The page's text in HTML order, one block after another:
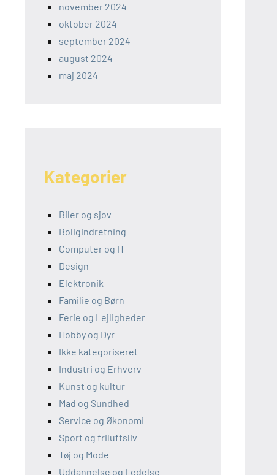
november 2024
oktober 2024
september 2024
august 2024
maj 2024
Kategorier
Biler og sjov
Boligindretning
Computer og IT
Design
Elektronik
Familie og Børn
Ferie og Lejligheder
Hobby og Dyr
Ikke kategoriseret
Industri og Erhverv
Kunst og kultur
Mad og Sundhed
Service og Økonomi
Sport og friluftsliv
Tøj og Mode
Uddannelse og Ledelse